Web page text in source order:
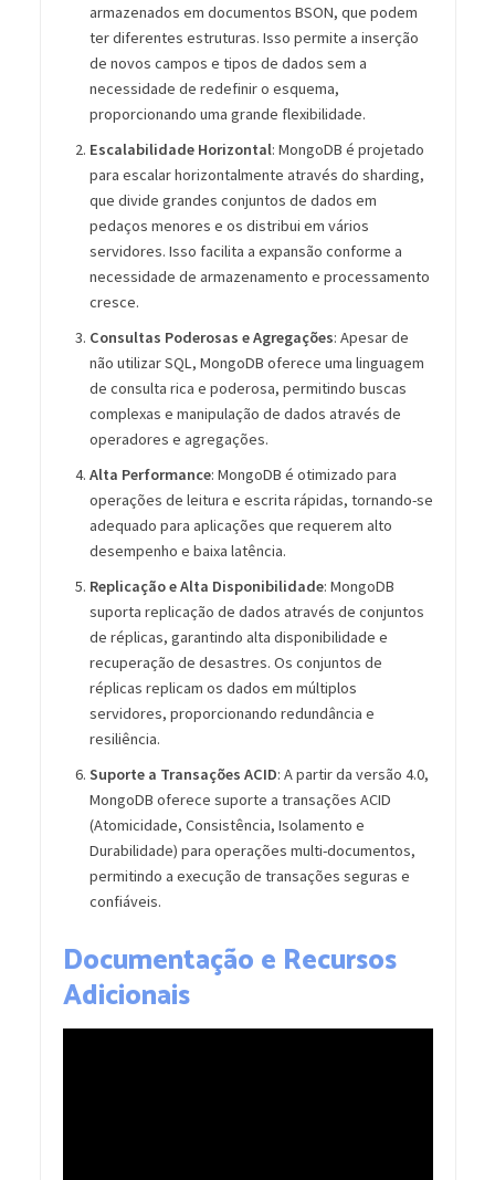
armazenados em documentos BSON, que podem
ter diferentes estruturas. Isso permite a inserção
de novos campos e tipos de dados sem a
necessidade de redefinir o esquema,
proporcionando uma grande flexibilidade.
Escalabilidade Horizontal: MongoDB é projetado
para escalar horizontalmente através do sharding,
que divide grandes conjuntos de dados em
pedaços menores e os distribui em vários
servidores. Isso facilita a expansão conforme a
necessidade de armazenamento e processamento
cresce.
Consultas Poderosas e Agregações: Apesar de
não utilizar SQL, MongoDB oferece uma linguagem
de consulta rica e poderosa, permitindo buscas
complexas e manipulação de dados através de
operadores e agregações.
Alta Performance: MongoDB é otimizado para
operações de leitura e escrita rápidas, tornando-se
adequado para aplicações que requerem alto
desempenho e baixa latência.
Replicação e Alta Disponibilidade: MongoDB
suporta replicação de dados através de conjuntos
de réplicas, garantindo alta disponibilidade e
recuperação de desastres. Os conjuntos de
réplicas replicam os dados em múltiplos
servidores, proporcionando redundância e
resiliência.
Suporte a Transações ACID: A partir da versão 4.0,
MongoDB oferece suporte a transações ACID
(Atomicidade, Consistência, Isolamento e
Durabilidade) para operações multi-documentos,
permitindo a execução de transações seguras e
confiáveis.
Documentação e Recursos
Adicionais